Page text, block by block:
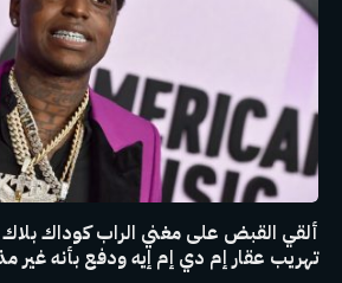
ألقي القبض على مغني الراب كوداك بلاك
تهريب عقار إم دي إم إيه ودفع بأنه غير